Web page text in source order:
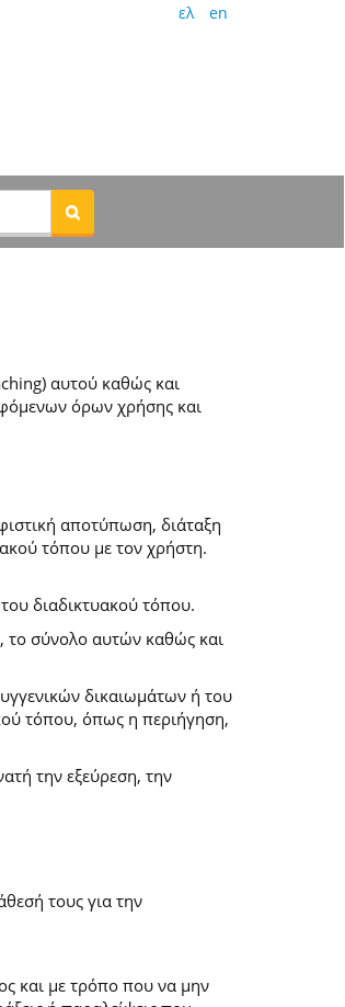
ελ en
αυτού καθώς και
όρων χρήσης και
αποτύπωση, διάταξη
τόπου με τον χρήστη.
διαδικτυακού τόπου.
το σύνολο αυτών καθώς και
δικαιωμάτων ή του
τόπου, όπως η περιήγηση,
την εξεύρεση, την
τους για την
και με τρόπο που να μην